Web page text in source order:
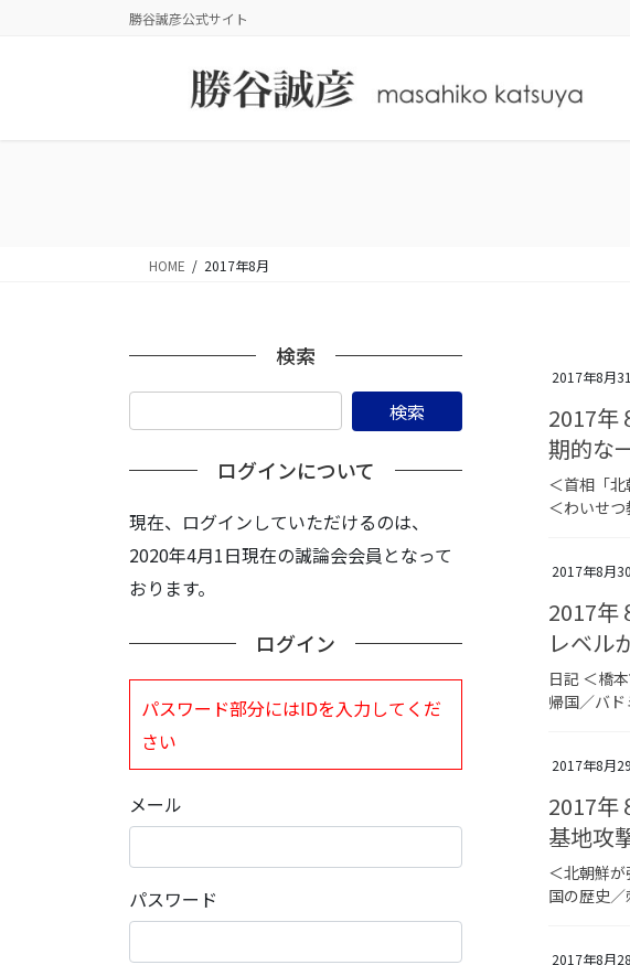
勝谷誠彦公式サイト
HOME 2017年8月
2017年8月
2017年
期的な
＜首相「
＜わいせ
2017年8月
2017年
レベル
日記 ＜橋
帰国／バ
2017年8月
2017年
基地攻
＜北朝鮮
国の歴史
2017年8月
検索
ログインについて
現在、ログインしていただけるのは、
2020年4月1日現在の誠論会会員となって
おります。
ログイン
パスワード部分にはIDを入力してくだ
さい
メール
パスワード